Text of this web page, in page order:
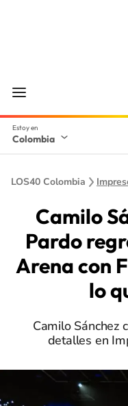
Colombia
LOS40 Colombia
Camilo
Pardo
Arena con
lo
Camilo Sánchez
detalles en